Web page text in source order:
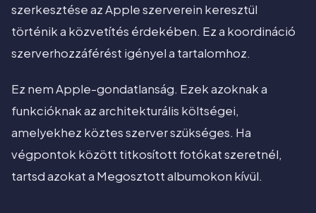
szerkesztése az Apple szerverein keresztül
történik a közvetítés érdekében. Ez a koordináció
szerverhozzáférést igényel a tartalomhoz.
Ez nem Apple-gondatlanság. Ezek azoknak a
funkcióknak az architekturális költségei,
amelyekhez köztes szerver szükséges. Ha
végpontok között titkosított fotókat szeretnél,
tartsd azokat a Megosztott albumokon kívül.